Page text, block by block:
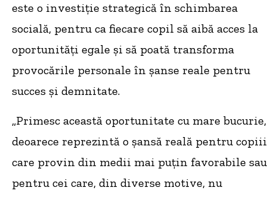
este o investiție strategică în schimbarea
socială, pentru ca fiecare copil să aibă acces la
oportunități egale și să poată transforma
provocările personale în șanse reale pentru
succes și demnitate.
„Primesc această oportunitate cu mare bucurie,
deoarece reprezintă o șansă reală pentru copiii
care provin din medii mai puțin favorabile sau
pentru cei care, din diverse motive, nu